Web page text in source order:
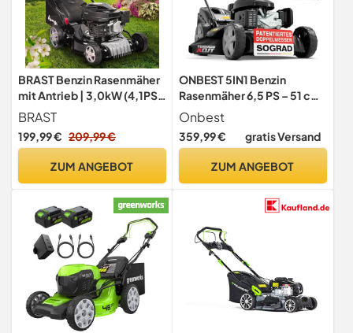
BRAST Benzin Rasenmäher
mit Antrieb | 3,0kW (4,1PS)
| 41cm Schnittbreite | viele
Modelle | | 4 Takt OHV
Motor | 25-75mm
| Stahlgehäuse | 16145
BRAST
199,99 € 209,99 €
ZUM ANGEBOT
ONBEST 5IN1 Benzin
Rasenmäher 6,5 PS – 51 cm
mit Radantrieb
Onbest
359,99 € gratis Versand
ZUM ANGEBOT